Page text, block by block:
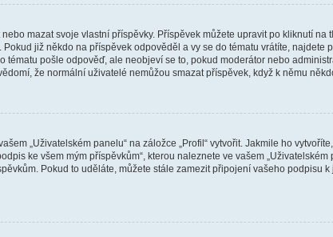
mazat svoje vlastní příspěvky. Příspěvek můžete upravit po kliknutí na
již někdo na příspěvek odpověděl a vy se do tématu vrátíte, najdete
pošle odpověď, ale neobjeví se to, pokud moderátor nebo
že normální uživatelé nemůžou smazat příspěvek, když k němu
„Uživatelském panelu“ na záložce „Profil“ vytvořit. Jakmile ho
ke všem mým příspěvkům“, kterou naleznete ve vašem
Pokud to uděláte, můžete stále zamezit připojení vašeho podpisu